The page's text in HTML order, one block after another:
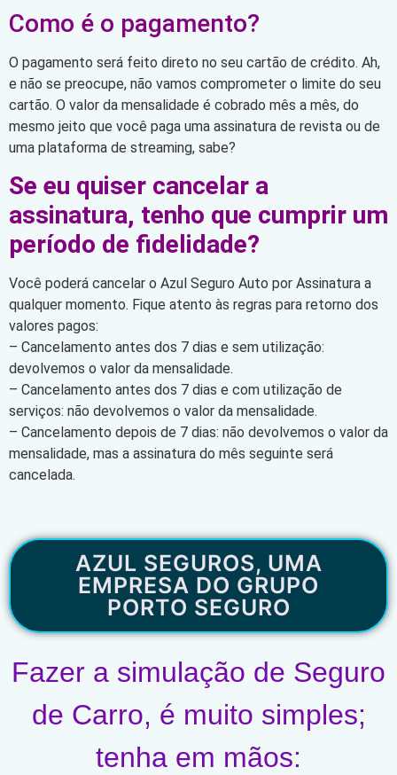
Como é o pagamento?
O pagamento será feito direto no seu cartão de crédito. Ah,
e não se preocupe, não vamos comprometer o limite do seu
cartão. O valor da mensalidade é cobrado mês a mês, do
mesmo jeito que você paga uma assinatura de revista ou de
uma plataforma de streaming, sabe?
Se eu quiser cancelar a
assinatura, tenho que cumprir um
período de fidelidade?
Você poderá cancelar o Azul Seguro Auto por Assinatura a
qualquer momento. Fique atento às regras para retorno dos
valores pagos:
– Cancelamento antes dos 7 dias e sem utilização:
devolvemos o valor da mensalidade.
– Cancelamento antes dos 7 dias e com utilização de
serviços: não devolvemos o valor da mensalidade.
– Cancelamento depois de 7 dias: não devolvemos o valor da
mensalidade, mas a assinatura do mês seguinte será
cancelada.
AZUL SEGUROS, UMA
EMPRESA DO GRUPO
PORTO SEGURO
Fazer a simulação de Seguro
de Carro, é muito simples;
tenha em mãos: